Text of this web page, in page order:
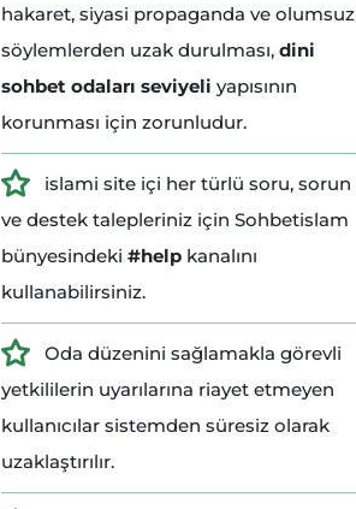
hakaret, siyasi propaganda ve olumsuz
söylemlerden uzak durulması, dini
sohbet odaları seviyeli yapısının
korunması için zorunludur.
islami site içi her türlü soru, sorun
ve destek talepleriniz için Sohbetislam
bünyesindeki #help kanalını
kullanabilirsiniz.
Oda düzenini sağlamakla görevli
yetkililerin uyarılarına riayet etmeyen
kullanıcılar sistemden süresiz olarak
uzaklaştırılır.